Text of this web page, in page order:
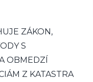
ZÁKON,
S
OBMEDZÍ
Z KATASTRA